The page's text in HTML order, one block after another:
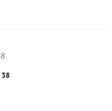
38